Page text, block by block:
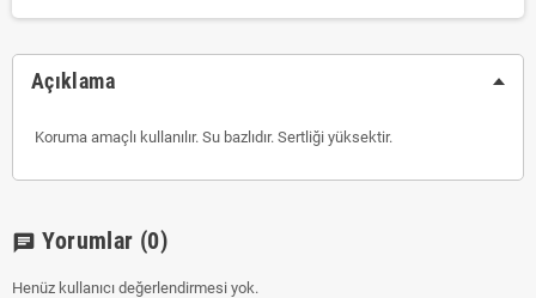
Açıklama
Koruma amaçlı kullanılır. Su bazlıdır. Sertliği yüksektir.
chat Yorumlar (0)
Henüz kullanıcı değerlendirmesi yok.